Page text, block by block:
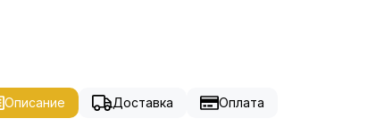
Описание Доставка Оплата